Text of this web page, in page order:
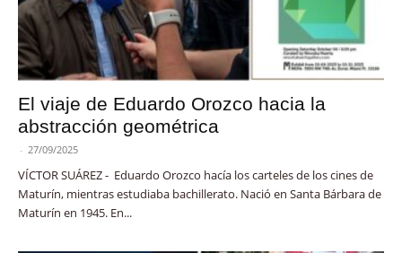
El viaje de Eduardo Orozco hacia la
abstracción geométrica
- 27/09/2025
VÍCTOR SUÁREZ - Eduardo Orozco hacía los carteles de los cines de
Maturín, mientras estudiaba bachillerato. Nació en Santa Bárbara de
Maturín en 1945. En...